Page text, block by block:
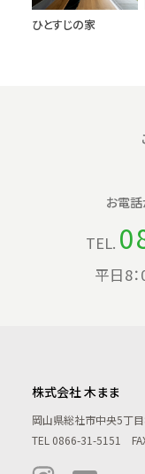
ひとすじの家
お電
TEL.
平日8
株式会社 木まま
岡山県総社市中央5丁
TEL 0866-31-5151